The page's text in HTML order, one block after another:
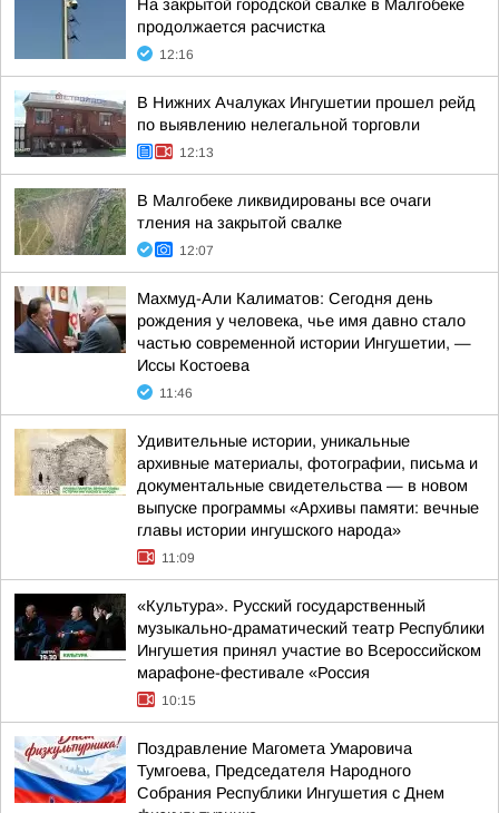
На закрытой городской свалке в Малгобеке
продолжается расчистка
12:16
В Нижних Ачалуках Ингушетии прошел рейд
по выявлению нелегальной торговли
12:13
В Малгобеке ликвидированы все очаги
тления на закрытой свалке
12:07
Махмуд-Али Калиматов: Сегодня день
рождения у человека, чье имя давно стало
частью современной истории Ингушетии, —
Иссы Костоева
11:46
Удивительные истории, уникальные
архивные материалы, фотографии, письма и
документальные свидетельства — в новом
выпуске программы «Архивы памяти: вечные
главы истории ингушского народа»
11:09
«Культура». Русский государственный
музыкально-драматический театр Республики
Ингушетия принял участие во Всероссийском
марафоне-фестивале «Россия
10:15
Поздравление Магомета Умаровича
Тумгоева, Председателя Народного
Собрания Республики Ингушетия с Днем